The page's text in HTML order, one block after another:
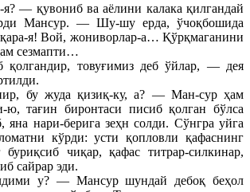
— қувониб ва аёлини калака қилгандай
Мансур. — Шу-шу ерда, ўчоқбошида
я! Вой, жониворлар-а… Қўрқмаганини
сезмапти…
товуғимиз деб ўйлар, — дея
бу жуда қизиқ-ку, а? — Ман-сур ҳам
ю, тағин биронтаси писиб қолган бўлса
яна нари-берига зеҳн солди. Сўнгра уйга
кўрди: усти қопловли қафаснинг
буриқсиб чиқар, қафас титрар-силкинар,
сайрар эди.
у? — Мансур шундай дебоқ беҳол